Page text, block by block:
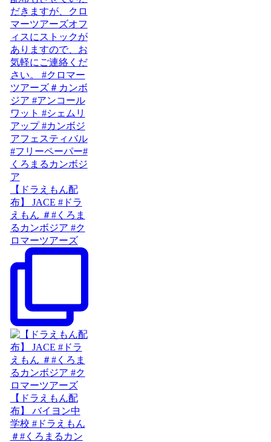
【ドラえもん配
布】 JACE #ドラ
えもん ＃#くろま
るカンボジア #ク
ロマーツアーズ
【ドラえもん配
布】 バイヨン中
学校 #ドラえもん
＃#くろまるカン